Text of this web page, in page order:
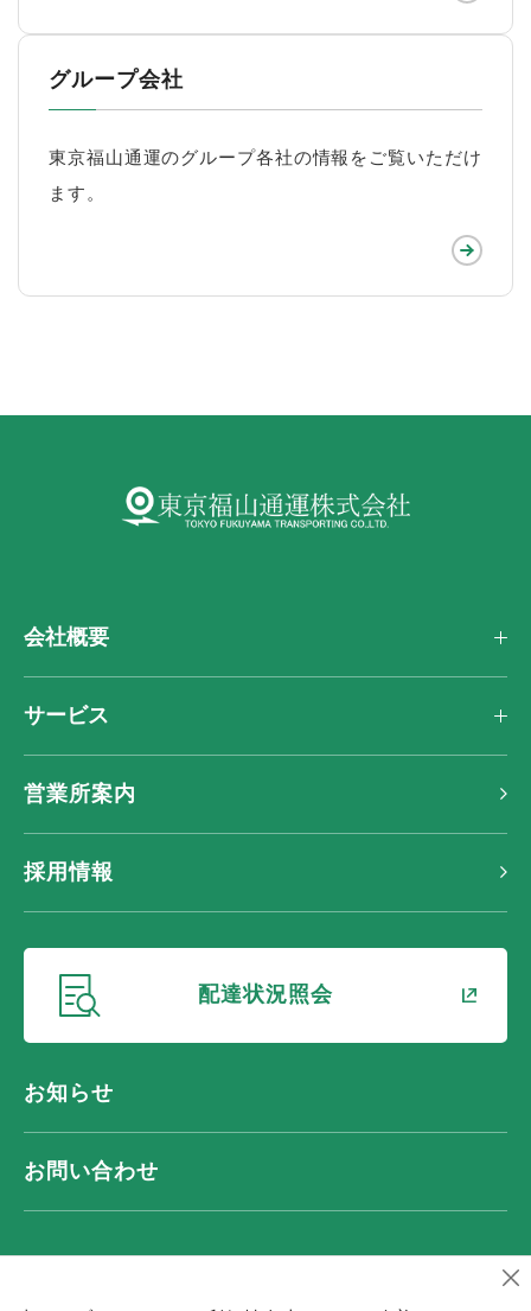
グループ会社
東京福山通運のグループ各社の情報をご覧いただけ
ます。
会社概要
サービス
営業所案内
採用情報
配達状況照会新しいウィンドウ
お知らせ
お問い合わせ